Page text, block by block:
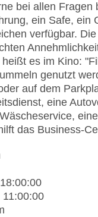
bei allen
ein Safe, ein
verfügbar.
es im Kino:
genutzt
auf dem
eine
das Business-